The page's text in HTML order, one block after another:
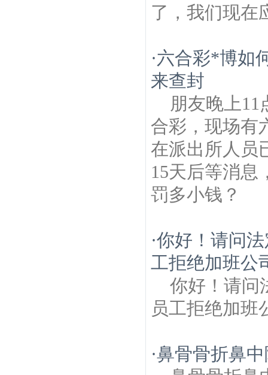
了，我们现在
·六合彩*博如
来查封
朋友晚上
合彩，现场有
在派出所人员
15天后等消息
罚多小钱？
·你好！请问
工拒绝加班公
你好！请问
员工拒绝加班
·鼻骨骨折鼻